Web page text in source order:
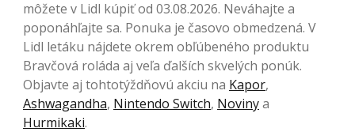
môžete v Lidl kúpiť od 03.08.2026. Neváhajte a
poponáhľajte sa. Ponuka je časovo obmedzená. V
Lidl letáku nájdete okrem obľúbeného produktu
Bravčová roláda aj veľa ďalších skvelých ponúk.
Objavte aj tohtotýždňovú akciu na Kapor,
Ashwagandha, Nintendo Switch, Novinya
Hurmikaki.